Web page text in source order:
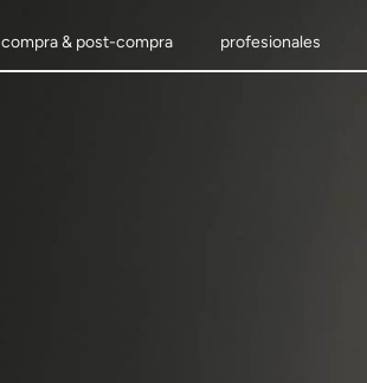
compra & post-compra profesionales